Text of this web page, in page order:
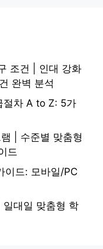
조건 | 인대 강화
완벽 분석
절차 A to Z: 5가
| 수준별 맞춤형
드
이드: 모바일/PC
대일 맞춤형 학